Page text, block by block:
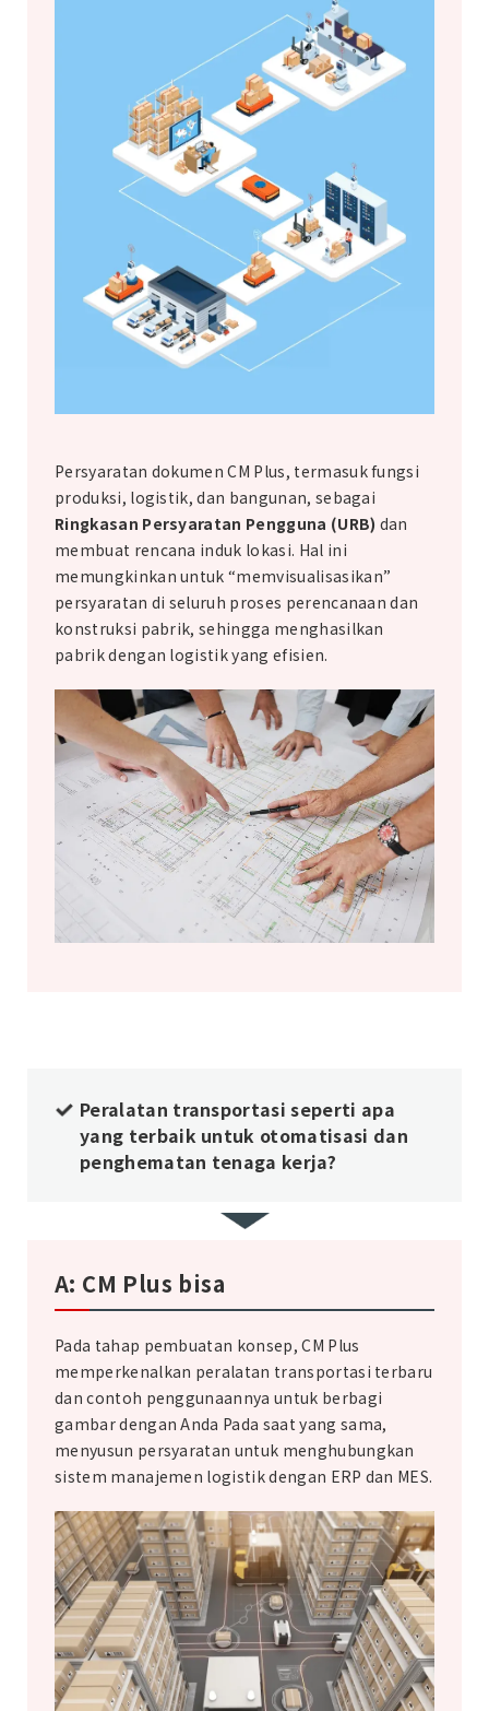
Persyaratan dokumen CM Plus, termasuk fungsi
produksi, logistik, dan bangunan, sebagai
Ringkasan Persyaratan Pengguna (URB) dan
membuat rencana induk lokasi. Hal ini
memungkinkan untuk “memvisualisasikan”
persyaratan di seluruh proses perencanaan dan
konstruksi pabrik, sehingga menghasilkan
pabrik dengan logistik yang efisien.
Peralatan transportasi seperti apa
yang terbaik untuk otomatisasi dan
penghematan tenaga kerja?
A: CM Plus bisa
Pada tahap pembuatan konsep, CM Plus
memperkenalkan peralatan transportasi terbaru
dan contoh penggunaannya untuk berbagi
gambar dengan Anda Pada saat yang sama,
menyusun persyaratan untuk menghubungkan
sistem manajemen logistik dengan ERP dan MES.